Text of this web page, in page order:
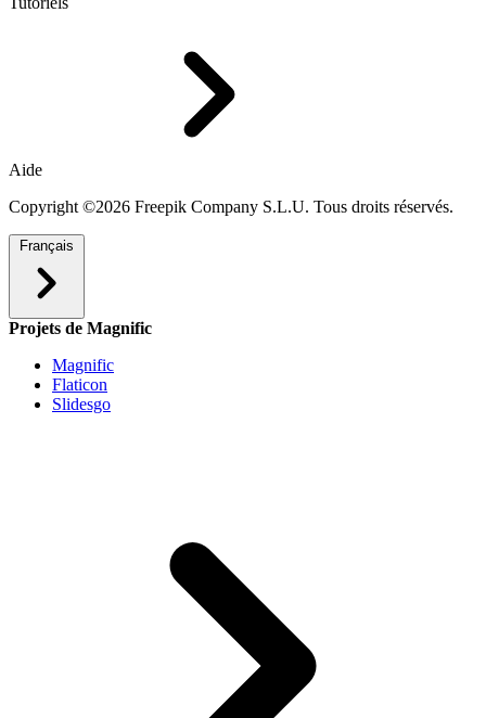
Aide
Copyright ©2026 Freepik Company S.L.U. Tous droits réservés.
Français
Projets de Magnific
Magnific
Flaticon
Slidesgo